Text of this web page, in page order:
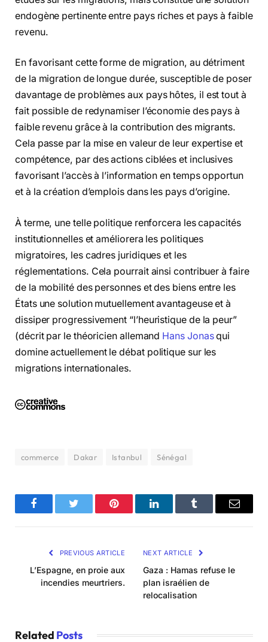
endogène pertinente entre pays riches et pays à faible
revenu.
En favorisant cette forme de migration, au détriment
de la migration de longue durée, susceptible de poser
davantage de problèmes aux pays hôtes, il est tout à
fait possible de redynamiser l’économie des pays à
faible revenu grâce à la contribution des migrants.
Cela passe par la mise en valeur de leur expertise et
compétence, par des actions ciblées et inclusives
favorisant l’accès à l’information en temps opportun
et à la création d’emplois dans les pays d’origine.
À terme, une telle politique renforcera les capacités
institutionnelles et améliorera les politiques
migratoires, les cadres juridiques et les
réglementations. Cela pourrait ainsi contribuer à faire
de la mobilité des personnes et des biens entre les
États une solution mutuellement avantageuse et à
dissiper progressivement “l’heuristique de la peur”
(décrit par le théoricien allemand Hans Jonasqui
domine actuellement le débat politique sur les
migrations internationales.
commerce Dakar Istanbul Sénégal
FacebookTwitter Pinterest LinkedInTumblr Email
PREVIOUS ARTICLE
L’Espagne, en proie aux
incendies meurtriers.
NEXT ARTICLE
Gaza : Hamas refuse le
plan israélien de
relocalisation
Related Posts